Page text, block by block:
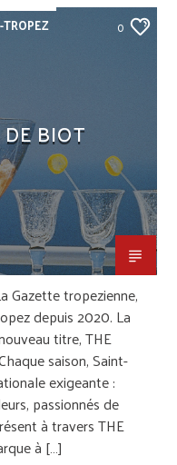
0
BIOT
Gazette tropezienne,
depuis 2020. La
titre, THE
saison, Saint-
exigeante :
passionnés de
à travers THE
à […]